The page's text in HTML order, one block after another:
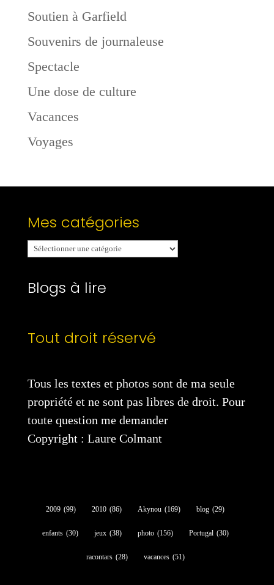
Soutien à Garfield
Souvenirs de journaleuse
Spectacle
Une dose de culture
Vacances
Voyages
Mes catégories
Mes
catégories
Blogs à lire
Tout droit réservé
Tous les textes et photos sont de ma seule
propriété et ne sont pas libres de droit. Pour
toute question me demander
Copyright : Laure Colmant
2009 (99) 2010 (86) Akynou (169) blog (29)
enfants (30) jeux (38) photo (156) Portugal (30)
racontars (28) vacances (51)